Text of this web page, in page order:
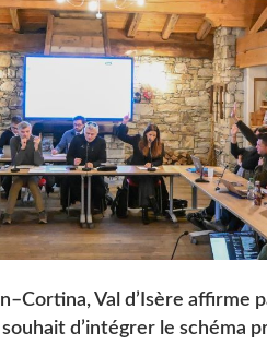
Val d’Isère affirme
d’intégrer le schéma